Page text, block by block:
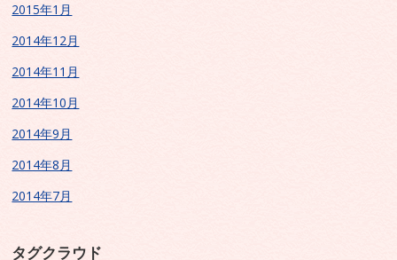
2015年1月
2014年12月
2014年11月
2014年10月
2014年9月
2014年8月
2014年7月
タグクラウド